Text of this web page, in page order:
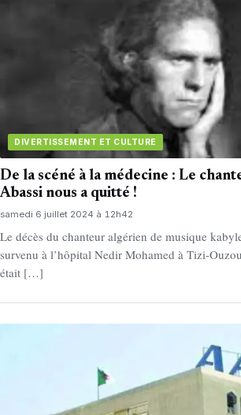
DIVERTISSEMENT ET CULTURE
De la scéné à la médecine : Le
Abassi nous a quitté !
samedi 6 juillet 2024 à 12h42
Le décès du chanteur algérien de musique
survenu à l’hôpital Nedir Mohamed à Tizi-
était […]